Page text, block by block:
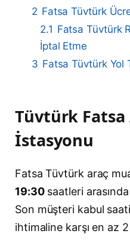
2 Fatsa Tüvtürk
2.1 Fatsa Tüvtürk
İptal Etme
3 Fatsa Tüvtürk Yol
Tüvtürk Fatsa
İstasyonu
Fatsa Tüvtürk araç
19:30saatleri
Son müşteri kabul saati
ihtimaline karşı en az 2